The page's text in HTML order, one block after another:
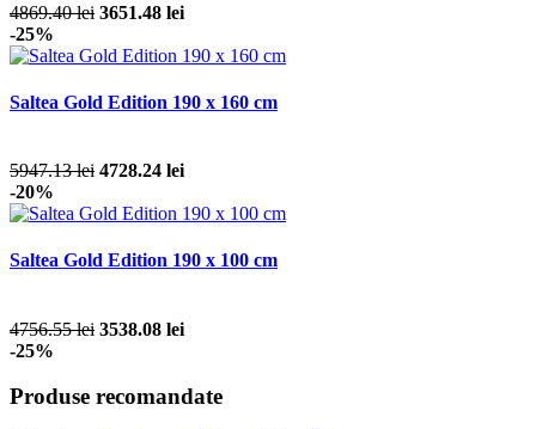
4869.40 lei 3651.48 lei
-25%
Saltea Gold Edition 190 x 160 cm
5947.13 lei 4728.24 lei
-20%
Saltea Gold Edition 190 x 100 cm
4756.55 lei 3538.08 lei
-25%
Produse recomandate